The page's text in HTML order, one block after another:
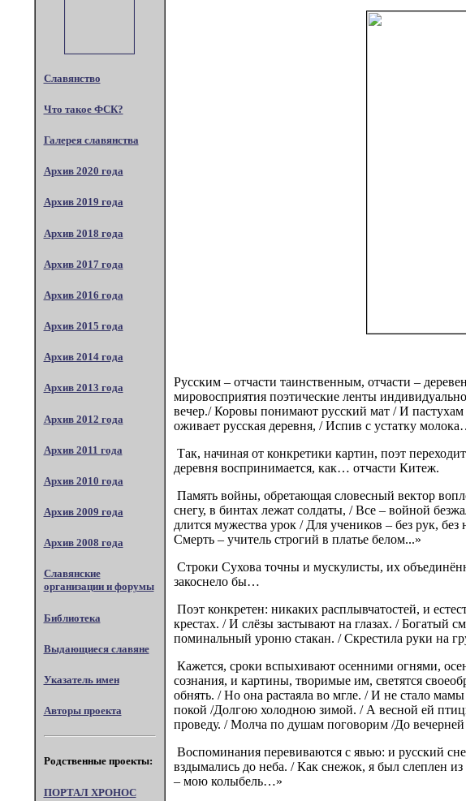
Славянство
Что такое ФСК?
Галерея славянства
Архив 2020 года
Архив 2019 года
Архив 2018 года
Архив 2017 года
Архив 2016 года
Архив 2015 года
Архив 2014 года
Архив 2013 года
Архив 2012 года
Архив 2011 года
Архив 2010 года
Архив 2009 года
Архив 2008 года
Славянские
организации и форумы
Библиотека
Выдающиеся славяне
Указатель имен
Авторы проекта
Родственные проекты:
ПОРТАЛ XPOHOC
Русским – отчасти таинственным, отчасти –
мировосприятия поэтические ленты
вечер./ Коровы понимают русский мат / И пастухам
оживает русская деревня, / Испив с устатку
Так, начиная от конкретики картин, поэт
деревня воспринимается, как… отчасти Китеж.
Память войны, обретающая словесный вектор
снегу, в бинтах лежат солдаты, / Все – войной
длится мужества урок / Для учеников – без рук,
Смерть – учитель строгий в платье белом...»
Строки Сухова точны и мускулисты, их
закоснело бы…
Поэт конкретен: никаких расплывчатостей, и
крестах. / И слёзы застывают на глазах. / Богатый
поминальный уроню стакан. / Скрестила руки на
Кажется, сроки вспыхивают осенними огнями,
сознания, и картины, творимые им, светятся
обнять. / Но она растаяла во мгле. / И не стало
покой /Долгою холодною зимой. / А весной ей
проведу. / Молча по душам поговорим /До
Воспоминания перевиваются с явью: и русский
вздымались до неба. / Как снежок, я был слеплен
– мою колыбель…»